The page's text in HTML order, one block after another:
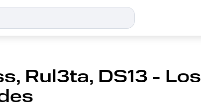
Rul3ta, DS13 - Los